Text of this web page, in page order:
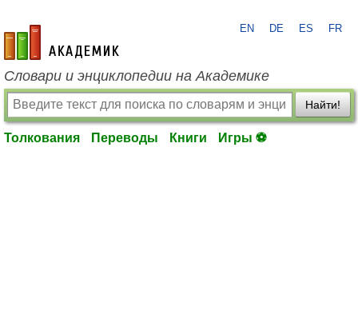
academic.ru
EN DE ES FR
Словари и энциклопедии на Академике
Найти!
Толкования Переводы Книги Игры ⚽